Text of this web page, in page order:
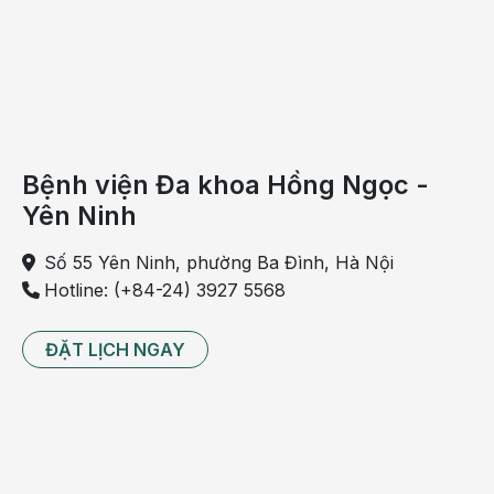
Bệnh viện Đa khoa Hồng Ngọc -
Yên Ninh
Số 55 Yên Ninh, phường Ba Đình, Hà Nội
Hotline: (+84-24) 3927 5568
ĐẶT LỊCH NGAY